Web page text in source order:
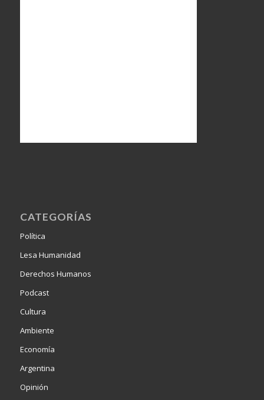
CATEGORÍAS
Política
Lesa Humanidad
Derechos Humanos
Podcast
Cultura
Ambiente
Economía
Argentina
Opinión